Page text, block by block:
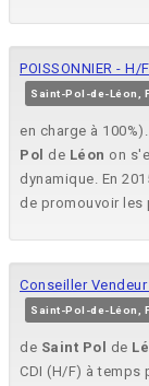
POISSONNIER - H/F
Saint-Pol-de-Léon,
en charge à
Pol de Léon on
dynamique. En
de promouvoir les
Conseiller
Saint-Pol-de-Léon,
de Saint Pol de
CDI (H/F) à temps